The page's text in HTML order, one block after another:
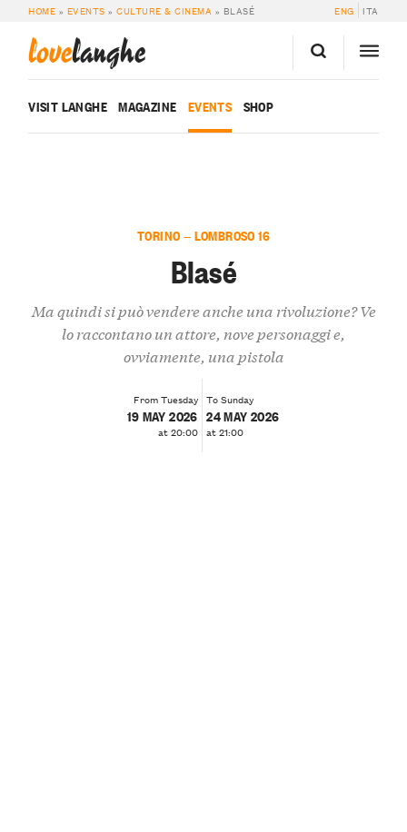
HOME » EVENTS »CULTURE & CINEMA » BLASÉ ENG ITA
lovelanghe
VISIT LANGHE MAGAZINE EVENTS SHOP
TORINO — LOMBROSO 16
Blasé
Ma quindi si può vendere anche una rivoluzione? Ve
lo raccontano un attore, nove personaggi e,
ovviamente, una pistola
From Tuesday
19 MAY 2026
at 20:00
To Sunday
24 MAY 2026
at 21:00